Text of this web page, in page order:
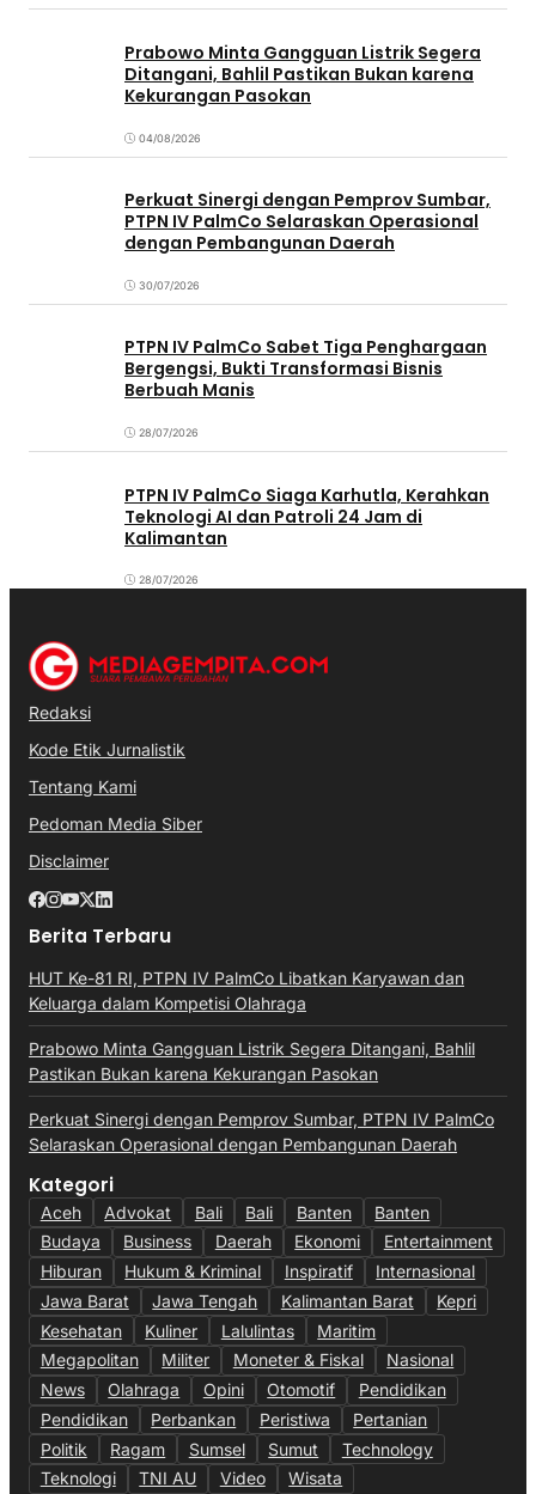
Prabowo Minta Gangguan Listrik Segera
Ditangani, Bahlil Pastikan Bukan karena
Kekurangan Pasokan
04/08/2026
Perkuat Sinergi dengan Pemprov Sumbar,
PTPN IV PalmCo Selaraskan Operasional
dengan Pembangunan Daerah
30/07/2026
PTPN IV PalmCo Sabet Tiga Penghargaan
Bergengsi, Bukti Transformasi Bisnis
Berbuah Manis
28/07/2026
PTPN IV PalmCo Siaga Karhutla, Kerahkan
Teknologi AI dan Patroli 24 Jam di
Kalimantan
28/07/2026
Redaksi
Kode Etik Jurnalistik
Tentang Kami
Pedoman Media Siber
Disclaimer
Berita Terbaru
HUT Ke-81 RI, PTPN IV PalmCo Libatkan Karyawan dan
Keluarga dalam Kompetisi Olahraga
Prabowo Minta Gangguan Listrik Segera Ditangani, Bahlil
Pastikan Bukan karena Kekurangan Pasokan
Perkuat Sinergi dengan Pemprov Sumbar, PTPN IV PalmCo
Selaraskan Operasional dengan Pembangunan Daerah
Kategori
Aceh Advokat Bali Bali Banten
Banten
Budaya
Business Daerah Ekonomi
Entertainment
Hiburan
Hukum & Kriminal Inspiratif
Internasional
Jawa Barat
Jawa Tengah Kalimantan Barat
Kepri
Kesehatan
Kuliner Lalulintas
Maritim
Megapolitan
Militer Moneter & Fiskal
Nasional
News
Olahraga Opini Otomotif
Pendidikan
Pendidikan
Perbankan Peristiwa
Pertanian
Politik
Ragam Sumsel Sumut
Technology
Teknologi
TNI AU Video Wisata